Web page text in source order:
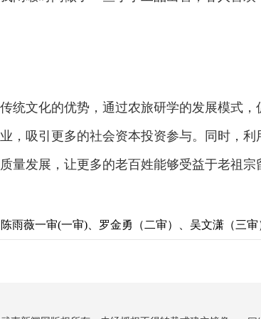
统文化的优势，通过农旅研学的发展模式，
，吸引更多的社会资本投资参与。同时，利
量发展，让更多的老百姓能够受益于老祖宗
雨薇一审(一审)、罗金勇（二审）、吴文潇（三审